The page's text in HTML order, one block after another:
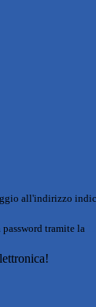
all'indirizzo
tramite la